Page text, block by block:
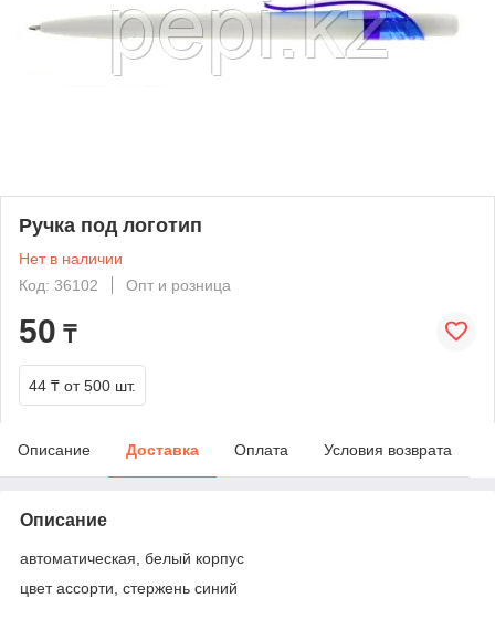
Ручка под логотип
Нет в наличии
Код: 36102
Опт и розница
50 ₸
44 ₸ от 500 шт.
Описание Доставка Оплата Условия возврата
Описание
автоматическая, белый корпус
цвет ассорти, стержень синий